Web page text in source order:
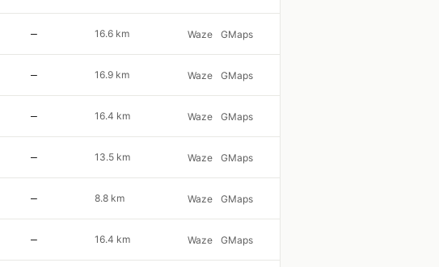
— 16.6 km Waze GMaps
— 16.9 km Waze GMaps
— 16.4 km Waze GMaps
— 13.5 km Waze GMaps
— 8.8 km Waze GMaps
— 16.4 km Waze GMaps